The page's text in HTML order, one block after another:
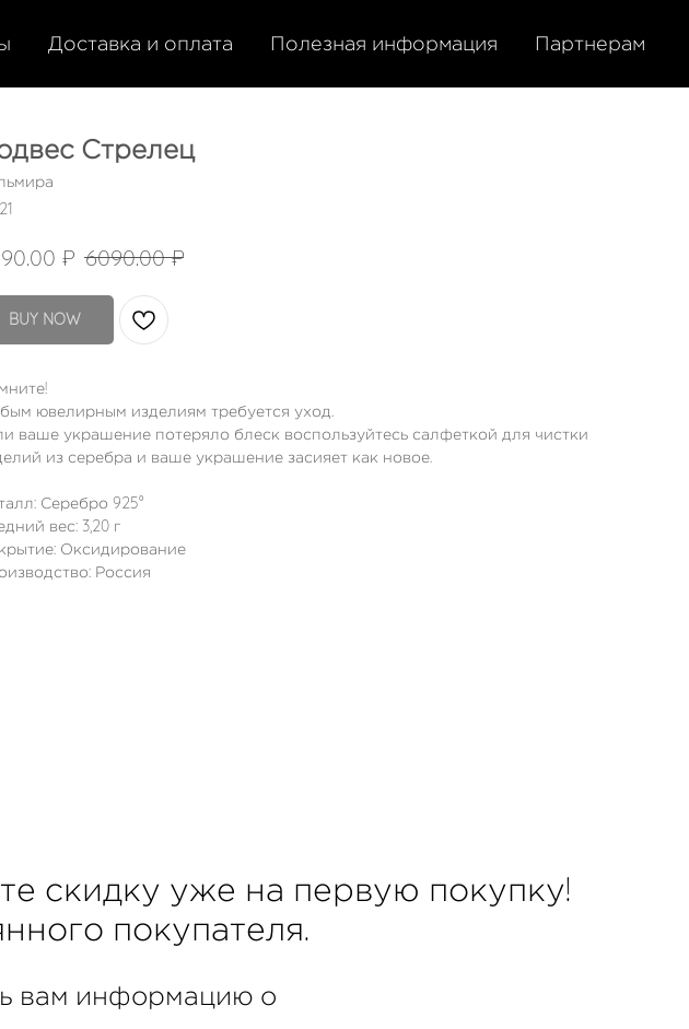
Доставка и оплата Полезная информация Партнерам
Стрелец
₽ 6090.00 ₽
BUY NOW
ювелирным изделиям требуется уход.
ваше украшение потеряло блеск воспользуйтесь салфеткой для чистки
из серебра и ваше украшение засияет как новое.
Серебро 925°
вес: 3,20 г
Оксидирование
Россия
скидку уже на первую покупку!
покупателя.
вам информацию о